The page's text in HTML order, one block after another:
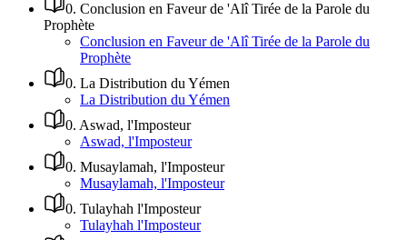
0. Conclusion en Faveur de 'Alî Tirée de la Parole du
Prophète
Conclusion en Faveur de 'Alî Tirée de la Parole du
Prophète
0. La Distribution du Yémen
La Distribution du Yémen
0. Aswad, l'Imposteur
Aswad, l'Imposteur
0. Musaylamah, l'Imposteur
Musaylamah, l'Imposteur
0. Tulayhah l'Imposteur
Tulayhah l'Imposteur